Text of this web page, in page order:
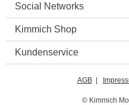
Social Networks
Kimmich Shop
Kundenservice
AGB|
© Kimmich